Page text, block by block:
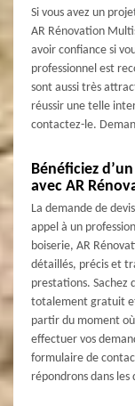
Si vous avez un
AR Rénovation
avoir confiance si
professionnel est
sont aussi très
réussir une telle
contactez-le.
Bénéficiez
avec AR
La demande de
appel à un
boiserie, AR
détaillés, précis et
prestations. Sachez
totalement gratuit
partir du moment
effectuer vos
formulaire de
répondrons dans les